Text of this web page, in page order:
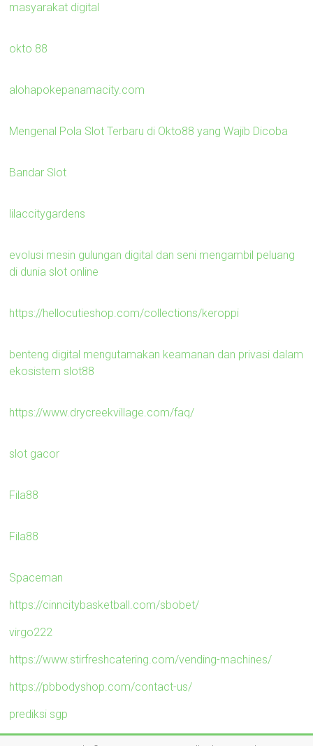
masyarakat digital
okto 88
alohapokepanamacity.com
Mengenal Pola Slot Terbaru di Okto88 yang Wajib Dicoba
Bandar Slot
lilaccitygardens
evolusi mesin gulungan digital dan seni mengambil peluang
di dunia slot online
https://hellocutieshop.com/collections/keroppi
benteng digital mengutamakan keamanan dan privasi dalam
ekosistem slot88
https://www.drycreekvillage.com/faq/
slot gacor
Fila88
Fila88
Spaceman
https://cinncitybasketball.com/sbobet/
virgo222
https://www.stirfreshcatering.com/vending-machines/
https://pbbodyshop.com/contact-us/
prediksi sgp